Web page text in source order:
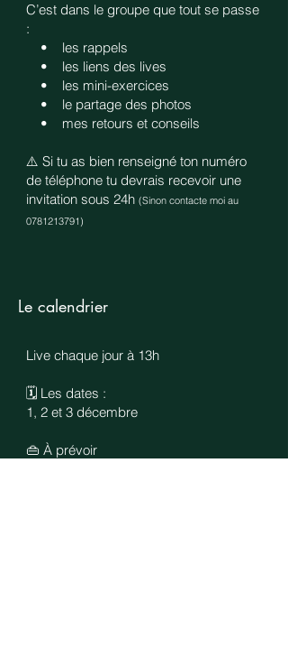
​C’est dans le groupe que tout se passe
:
• les rappels
• les liens des lives
• les mini-exercices
• le partage des photos
• mes retours et conseils
⚠️ Si tu as bien renseigné ton numéro
de téléphone tu ​ devrais recevoir une
invitation sous 24h (Sinon contacte moi au
0781213791)
Le calendrier
Live chaque jour à 13h
🗓 Les dates :
1, 2 et 3 décembre
👜 À prévoir